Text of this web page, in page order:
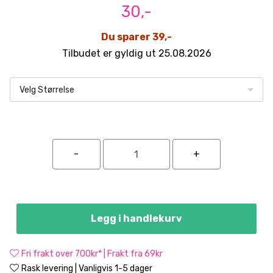
30,-
Du sparer 39,-
Tilbudet er gyldig ut 25.08.2026
Velg Størrelse
Legg i handlekurv
Fri frakt over 700kr* | Frakt fra 69kr
Rask levering | Vanligvis 1-5 dager